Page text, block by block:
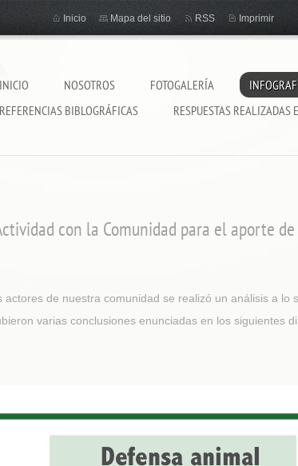
INICIO NOSOTROS FOTOGALERÍA
REFERENCIAS BIBLOGRÁFICAS
RESPUESTAS REALIZADAS
Inicio Mapa del sitio RSS Imprimir
con la Comunidad para el aporte de
de nuestra comunidad se realizó un análisis a lo
varias conclusiones enunciadas en los siguientes